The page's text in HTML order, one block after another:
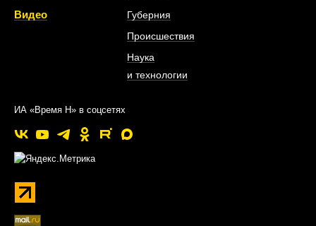
Видео
Губерния
Происшествия
Наука
и технологии
ИА «Время Н» в соцсетях